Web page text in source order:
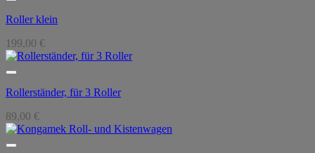
Roller klein
199,00 €
Rollerständer, für 3 Roller
89,00 €